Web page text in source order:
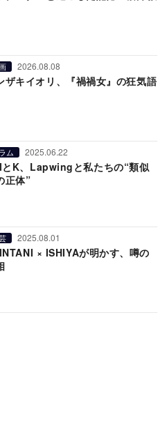
2026.08.08
ザキイオリ、『禍禍女』の狂気語
ム 2025.06.22
K、Lapwingと私たちの“類似
正体”
2025.08.01
× ISHIYAが明かす、噂の